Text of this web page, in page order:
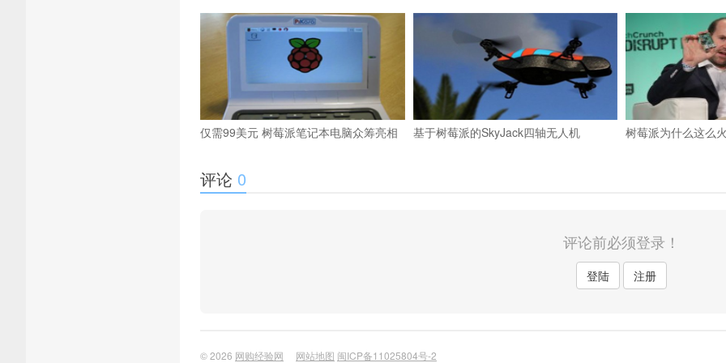
仅需99美元 树莓派笔记本电脑众筹亮相 基于树莓派的SkyJack四轴无人机 树莓派为什么这么
评论 0
评论前必须登录！
登陆 注册
© 2026 网购经验网 网站地图 闽ICP备11025804号-2